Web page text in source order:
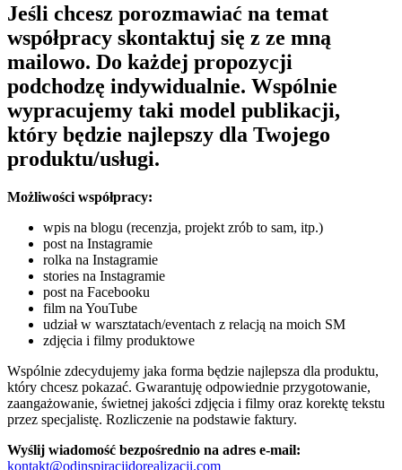
Jeśli chcesz porozmawiać na temat
współpracy skontaktuj się z ze mną
mailowo. Do każdej propozycji
podchodzę indywidualnie. Wspólnie
wypracujemy taki model publikacji,
który będzie najlepszy dla Twojego
produktu/usługi.
Możliwości współpracy:
wpis na blogu (recenzja, projekt zrób to sam, itp.)
post na Instagramie
rolka na Instagramie
stories na Instagramie
post na Facebooku
film na YouTube
udział w warsztatach/eventach z relacją na moich SM
zdjęcia i filmy produktowe
Wspólnie zdecydujemy jaka forma będzie najlepsza dla produktu,
który chcesz pokazać. Gwarantuję odpowiednie przygotowanie,
zaangażowanie, świetnej jakości zdjęcia i filmy oraz korektę tekstu
przez specjalistę. Rozliczenie na podstawie faktury.
Wyślij wiadomość bezpośrednio na adres e-mail:
kontakt@odinspiracjidorealizacji.com